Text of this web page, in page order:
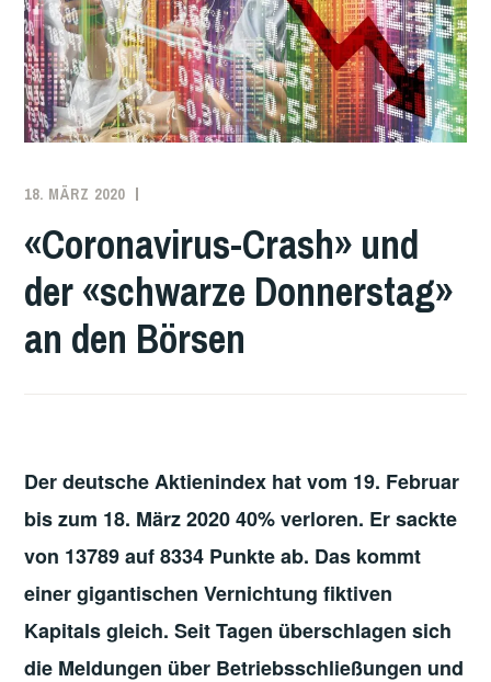
18. MÄRZ 2020
«Coronavirus-Crash» und
der «schwarze Donnerstag»
an den Börsen
Der deutsche Aktienindex hat vom 19. Februar
bis zum 18. März 2020 40% verloren. Er sackte
von 13789 auf 8334 Punkte ab. Das kommt
einer gigantischen Vernichtung fiktiven
Kapitals gleich. Seit Tagen überschlagen sich
die Meldungen über Betriebsschließungen und